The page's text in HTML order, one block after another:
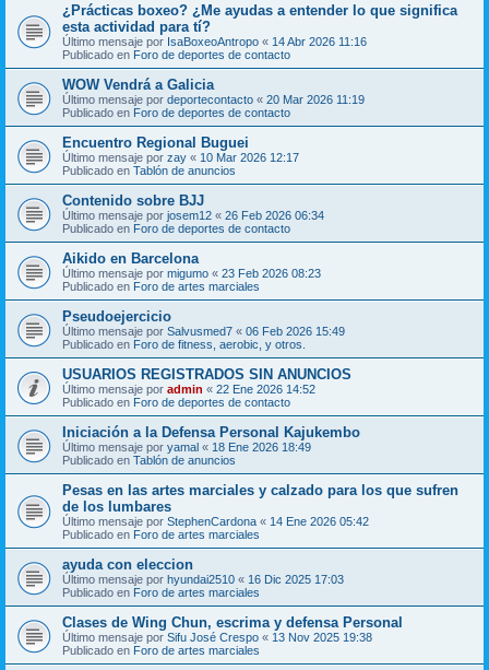
¿Prácticas boxeo? ¿Me ayudas a entender lo que significa
esta actividad para tí?
Último mensaje por IsaBoxeoAntropo « 14 Abr 2026 11:16
Publicado en Foro de deportes de contacto
WOW Vendrá a Galicia
Último mensaje por deportecontacto « 20 Mar 2026 11:19
Publicado en Foro de deportes de contacto
Encuentro Regional Buguei
Último mensaje por zay « 10 Mar 2026 12:17
Publicado en Tablón de anuncios
Contenido sobre BJJ
Último mensaje por josem12 « 26 Feb 2026 06:34
Publicado en Foro de deportes de contacto
Aikido en Barcelona
Último mensaje por migumo « 23 Feb 2026 08:23
Publicado en Foro de artes marciales
Pseudoejercicio
Último mensaje por Salvusmed7 « 06 Feb 2026 15:49
Publicado en Foro de fitness, aerobic, y otros.
USUARIOS REGISTRADOS SIN ANUNCIOS
Último mensaje por admin « 22 Ene 2026 14:52
Publicado en Foro de deportes de contacto
Iniciación a la Defensa Personal Kajukembo
Último mensaje por yamal « 18 Ene 2026 18:49
Publicado en Tablón de anuncios
Pesas en las artes marciales y calzado para los que sufren
de los lumbares
Último mensaje por StephenCardona « 14 Ene 2026 05:42
Publicado en Foro de artes marciales
ayuda con eleccion
Último mensaje por hyundai2510 « 16 Dic 2025 17:03
Publicado en Foro de artes marciales
Clases de Wing Chun, escrima y defensa Personal
Último mensaje por Sifu José Crespo « 13 Nov 2025 19:38
Publicado en Foro de artes marciales